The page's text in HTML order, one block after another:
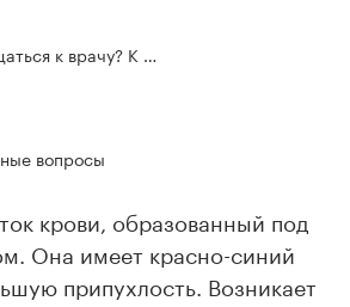
К какому врачу?
вопросы
крови, образованный под
Она имеет красно-синий
припухлость. Возникает